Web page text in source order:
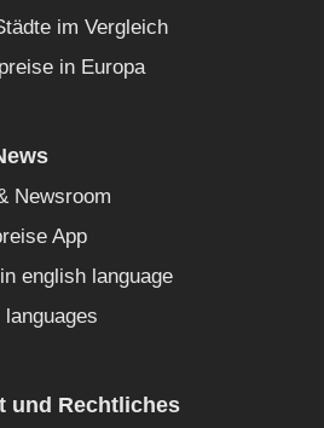
im Vergleich
in Europa
Newsroom
App
english language
languages
und Rechtliches